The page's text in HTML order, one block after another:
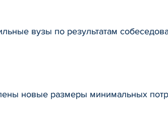
вузы по результатам
новые размеры минимальных